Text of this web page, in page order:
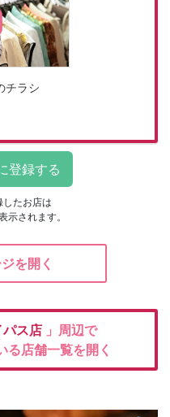
チラシ
したお店は
示されます。
を開く
ス店 」周辺で
る店舗一覧を開く